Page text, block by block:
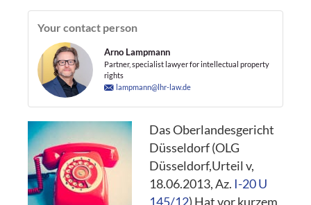
Your contact person
Arno Lampmann
Partner, specialist lawyer for intellectual property
rights
lampmann@lhr-law.de
Das Oberlandesgericht
Düsseldorf (OLG
Düsseldorf,Urteil v,
18.06.2013, Az. I-20 U
145/12) Hat vor kurzem